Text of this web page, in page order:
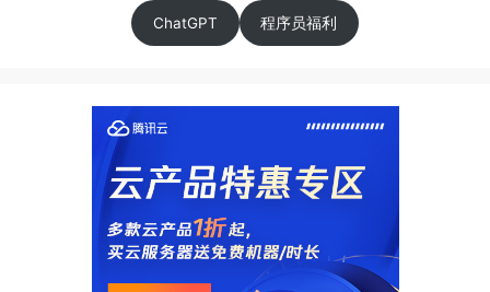
ChatGPT 程序员福利